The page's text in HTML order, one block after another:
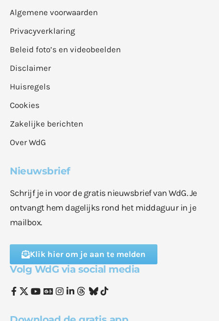
Algemene voorwaarden
Privacyverklaring
Beleid foto’s en videobeelden
Disclaimer
Huisregels
Cookies
Zakelijke berichten
Over WdG
Nieuwsbrief
Schrijf je in voor de gratis nieuwsbrief van WdG. Je
ontvangt hem dagelijks rond het middaguur in je
mailbox.
Klik hier om je aan te melden
Volg WdG via social media